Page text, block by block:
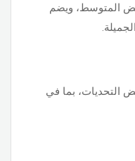
المتوسط، ويضم
التحديات، بما في